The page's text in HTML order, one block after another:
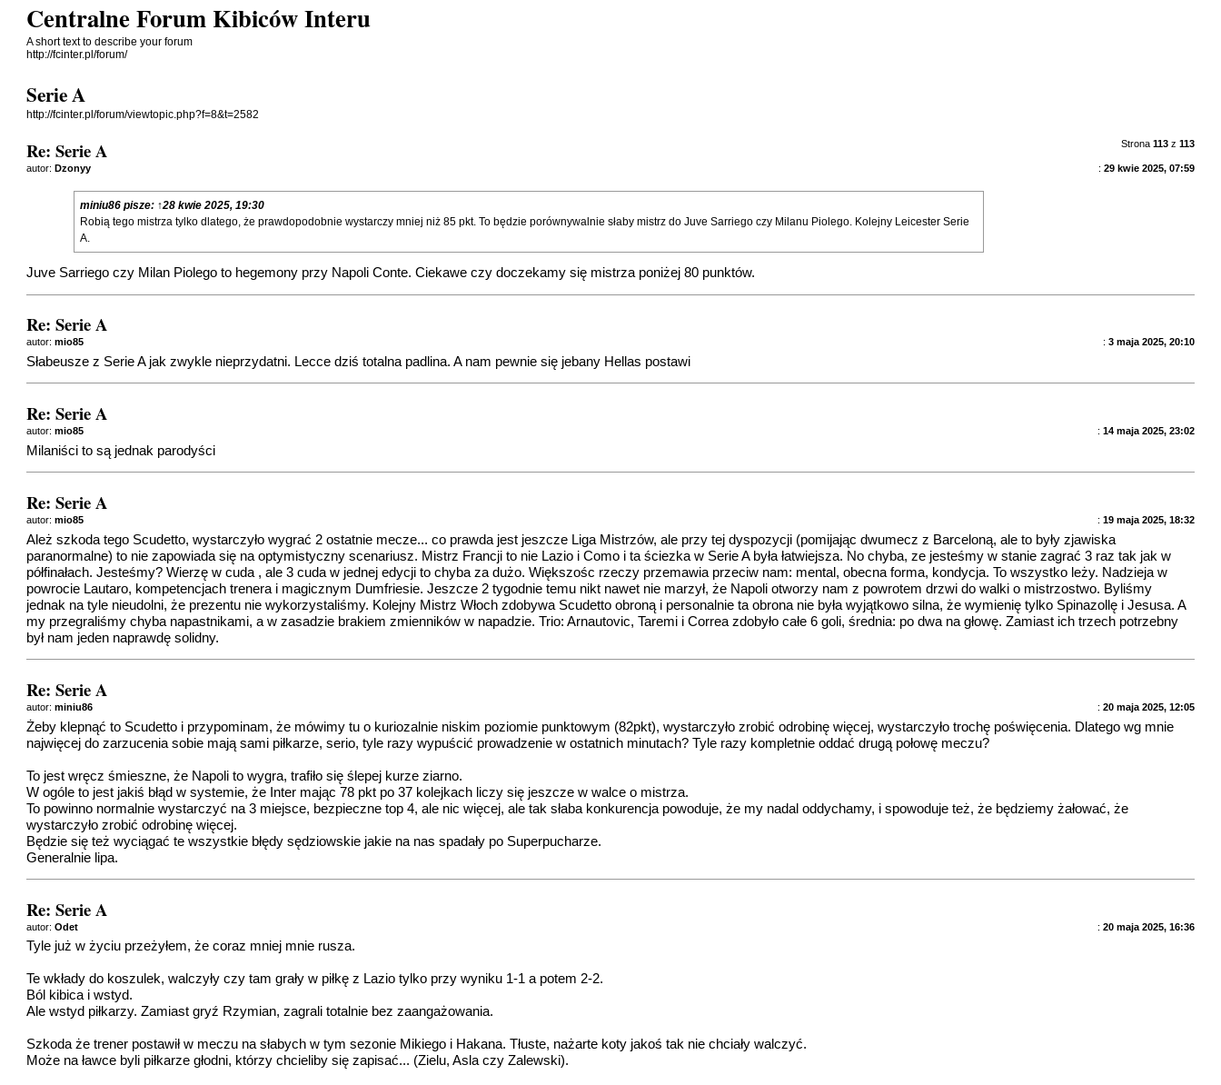
Centralne Forum Kibiców Interu
A short text to describe your forum
http://fcinter.pl/forum/
Serie A
http://fcinter.pl/forum/viewtopic.php?f=8&t=2582
Strona 113z 113
Re: Serie A
: 29 kwie 2025, 07:59
autor:Dzonyy
miniu86pisze: ↑28 kwie 2025, 19:30
Robią tego mistrza tylko dlatego, że prawdopodobnie wystarczy mniej niż 85 pkt. To będzie porównywalnie słaby mistrz do Juve Sarriego czy Milanu Piolego. Kolejny Leicester Serie
A.
Juve Sarriego czy Milan Piolego to hegemony przy Napoli Conte. Ciekawe czy doczekamy się mistrza poniżej 80 punktów.
Re: Serie A
: 3 maja 2025, 20:10
autor:mio85
Słabeusze z Serie A jak zwykle nieprzydatni. Lecce dziś totalna padlina. A nam pewnie się jebany Hellas postawi
Re: Serie A
: 14 maja 2025, 23:02
autor:mio85
Milaniści to są jednak parodyści
Re: Serie A
: 19 maja 2025, 18:32
autor:mio85
Ależ szkoda tego Scudetto, wystarczyło wygrać 2 ostatnie mecze... co prawda jest jeszcze Liga Mistrzów, ale przy tej dyspozycji (pomijając dwumecz z Barceloną, ale to były zjawiska
paranormalne) to nie zapowiada się na optymistyczny scenariusz. Mistrz Francji to nie Lazio i Como i ta ściezka w Serie A była łatwiejsza. No chyba, ze jesteśmy w stanie zagrać 3 raz tak jak w
półfinałach. Jesteśmy? Wierzę w cuda , ale 3 cuda w jednej edycji to chyba za dużo. Większośc rzeczy przemawia przeciw nam: mental, obecna forma, kondycja. To wszystko leży. Nadzieja w
powrocie Lautaro, kompetencjach trenera i magicznym Dumfriesie. Jeszcze 2 tygodnie temu nikt nawet nie marzył, że Napoli otworzy nam z powrotem drzwi do walki o mistrzostwo. Byliśmy
jednak na tyle nieudolni, że prezentu nie wykorzystaliśmy. Kolejny Mistrz Włoch zdobywa Scudetto obroną i personalnie ta obrona nie była wyjątkowo silna, że wymienię tylko Spinazollę i Jesusa. A
my przegraliśmy chyba napastnikami, a w zasadzie brakiem zmienników w napadzie. Trio: Arnautovic, Taremi i Correa zdobyło całe 6 goli, średnia: po dwa na głowę. Zamiast ich trzech potrzebny
był nam jeden naprawdę solidny.
Re: Serie A
: 20 maja 2025, 12:05
autor:miniu86
Żeby klepnąć to Scudetto i przypominam, że mówimy tu o kuriozalnie niskim poziomie punktowym (82pkt), wystarczyło zrobić odrobinę więcej, wystarczyło trochę poświęcenia. Dlatego wg mnie
najwięcej do zarzucenia sobie mają sami piłkarze, serio, tyle razy wypuścić prowadzenie w ostatnich minutach? Tyle razy kompletnie oddać drugą połowę meczu?
To jest wręcz śmieszne, że Napoli to wygra, trafiło się ślepej kurze ziarno.
W ogóle to jest jakiś błąd w systemie, że Inter mając 78 pkt po 37 kolejkach liczy się jeszcze w walce o mistrza.
To powinno normalnie wystarczyć na 3 miejsce, bezpieczne top 4, ale nic więcej, ale tak słaba konkurencja powoduje, że my nadal oddychamy, i spowoduje też, że będziemy żałować, że
wystarczyło zrobić odrobinę więcej.
Będzie się też wyciągać te wszystkie błędy sędziowskie jakie na nas spadały po Superpucharze.
Generalnie lipa.
Re: Serie A
: 20 maja 2025, 16:36
autor:Odet
Tyle już w życiu przeżyłem, że coraz mniej mnie rusza.
Te wkłady do koszulek, walczyły czy tam grały w piłkę z Lazio tylko przy wyniku 1-1 a potem 2-2.
Ból kibica i wstyd.
Ale wstyd piłkarzy. Zamiast gryź Rzymian, zagrali totalnie bez zaangażowania.
Szkoda że trener postawił w meczu na słabych w tym sezonie Mikiego i Hakana. Tłuste, nażarte koty jakoś tak nie chciały walczyć.
Może na ławce byli piłkarze głodni, którzy chcieliby się zapisać... (Zielu, Asla czy Zalewski).